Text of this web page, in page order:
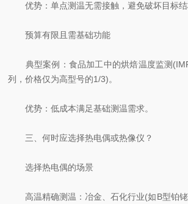
优势：单点测温无需接触，避免破坏目标结
预算有限且需基础功能
典型案例：食品加工中的烘焙温度监测
列，价格仅为高型号的1/3)。
优势：低成本满足基础测温需求。
三、何时应选择热电偶或热像仪？
选择热电偶的场景
高温精确测温：冶金、石化行业(如B型铂铑